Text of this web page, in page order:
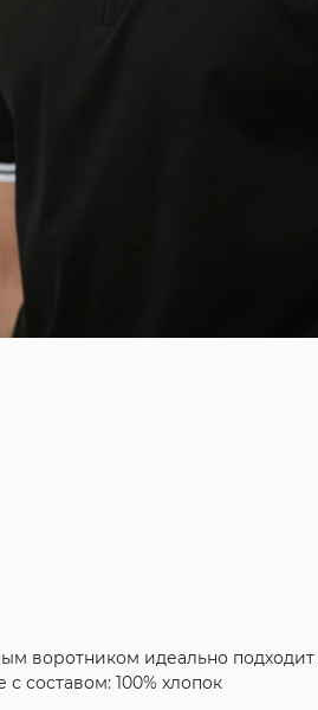
воротником идеально
составом: 100% хлопок